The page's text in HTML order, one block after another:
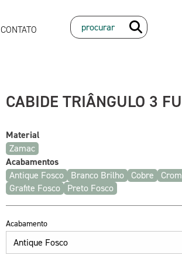
CONTATO
CABIDE TRIÂNGULO 3
Material
Zamac
Acabamentos
Antique Fosco
Branco Brilho Cobre
Grafite Fosco
Preto Fosco
Acabamento